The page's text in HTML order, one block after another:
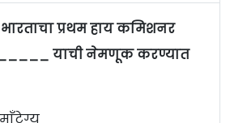
प्रथम हाय कमिशनर
याची नेमणूक करण्यात